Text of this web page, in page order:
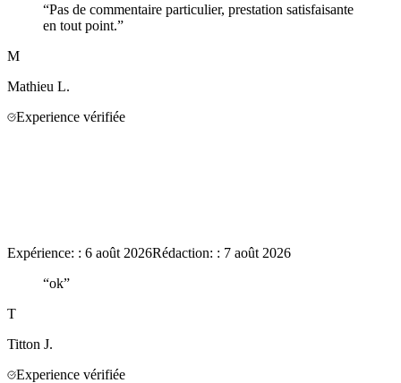
“Pas de commentaire particulier, prestation satisfaisante
en tout point.”
M
Mathieu L.
Experience vérifiée
Expérience: : 6 août 2026Rédaction: : 7 août 2026
“ok”
T
Titton J.
Experience vérifiée